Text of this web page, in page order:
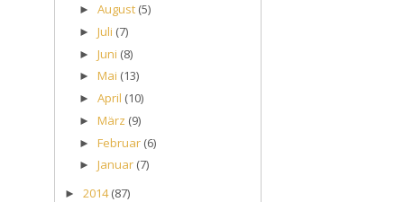
► August (5)
► Juli (7)
► Juni (8)
► Mai (13)
► April (10)
► März (9)
► Februar (6)
► Januar (7)
► 2014(87)